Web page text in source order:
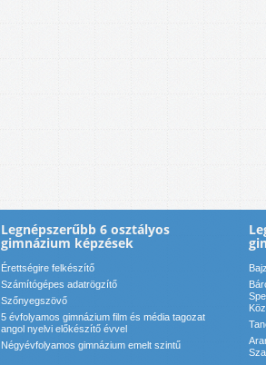
Legnépszerűbb 6 osztályos
gimnázium képzések
Érettségire felkészítő
Számítógépes adatrögzítő
Szőnyegszövő
5 évfolyamos gimnázium film és média tagozat
angol nyelvi előkészítő évvel
Négyévfolyamos gimnázium emelt szintű